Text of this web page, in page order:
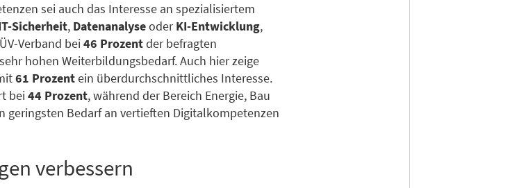
sei auch das Interesse an spezialisiertem
Sicherheit, DatenanalyseoderKI-Entwicklung,
Verband bei46 Prozentder befragten
hohen Weiterbildungsbedarf. Auch hier zeige
61 Prozentein überdurchschnittliches Interesse.
bei44 Prozent, während der Bereich Energie, Bau
geringsten Bedarf an vertieften Digitalkompetenzen
verbessern